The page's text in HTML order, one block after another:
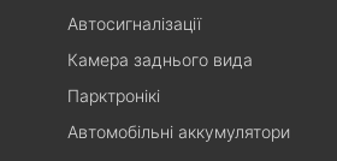
Автосигналізації
Камера заднього вида
Парктронікі
Автомобільні аккумулятори